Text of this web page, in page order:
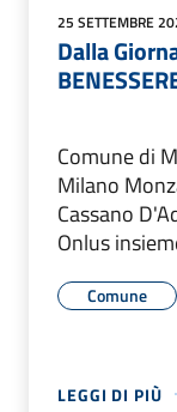
25 SETTEMBRE
Dalla
Comune di
Milano
Cassano
Onlus
Comune
LEGGI DI PIÙ